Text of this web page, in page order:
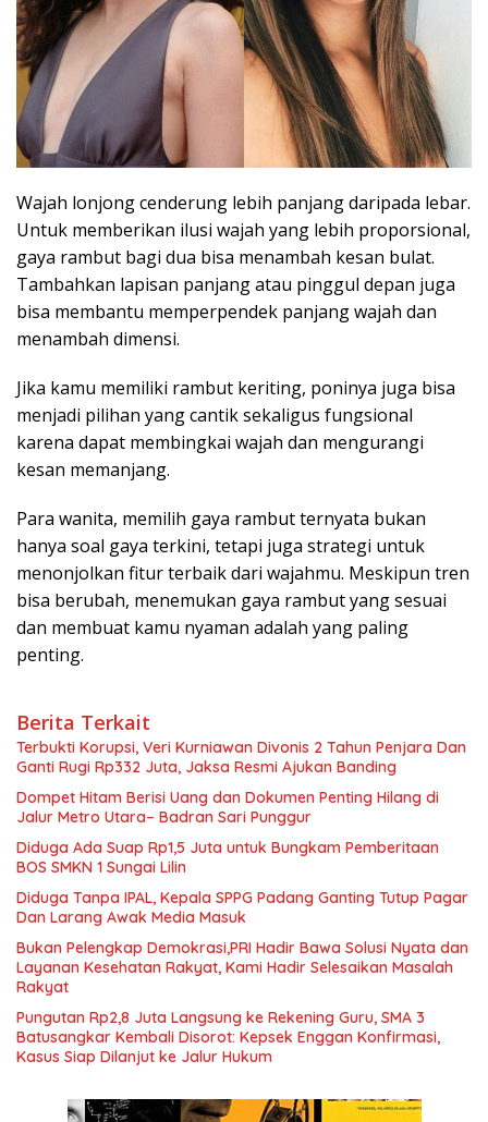
Wajah lonjong cenderung lebih panjang daripada lebar.
Untuk memberikan ilusi wajah yang lebih proporsional,
gaya rambut bagi dua bisa menambah kesan bulat.
Tambahkan lapisan panjang atau pinggul depan juga
bisa membantu memperpendek panjang wajah dan
menambah dimensi.
Jika kamu memiliki rambut keriting, poninya juga bisa
menjadi pilihan yang cantik sekaligus fungsional
karena dapat membingkai wajah dan mengurangi
kesan memanjang.
Para wanita, memilih gaya rambut ternyata bukan
hanya soal gaya terkini, tetapi juga strategi untuk
menonjolkan fitur terbaik dari wajahmu. Meskipun tren
bisa berubah, menemukan gaya rambut yang sesuai
dan membuat kamu nyaman adalah yang paling
penting.
Berita Terkait
Terbukti Korupsi, Veri Kurniawan Divonis 2 Tahun Penjara Dan
Ganti Rugi Rp332 Juta, Jaksa Resmi Ajukan Banding
Dompet Hitam Berisi Uang dan Dokumen Penting Hilang di
Jalur Metro Utara– Badran Sari Punggur
Diduga Ada Suap Rp1,5 Juta untuk Bungkam Pemberitaan
BOS SMKN 1 Sungai Lilin
Diduga Tanpa IPAL, Kepala SPPG Padang Ganting Tutup Pagar
Dan Larang Awak Media Masuk
Bukan Pelengkap Demokrasi,PRI Hadir Bawa Solusi Nyata dan
Layanan Kesehatan Rakyat, Kami Hadir Selesaikan Masalah
Rakyat
Pungutan Rp2,8 Juta Langsung ke Rekening Guru, SMA 3
Batusangkar Kembali Disorot: Kepsek Enggan Konfirmasi,
Kasus Siap Dilanjut ke Jalur Hukum